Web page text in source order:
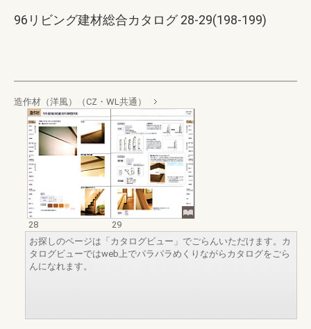
96リビング建材総合カタログ 28-29(198-199)
造作材（洋風）（CZ・WL共通）
28
29
お探しのページは「カタログビュー」でごらんいただけます。カ
タログビューではweb上でパラパラめくりながらカタログをごら
んになれます。